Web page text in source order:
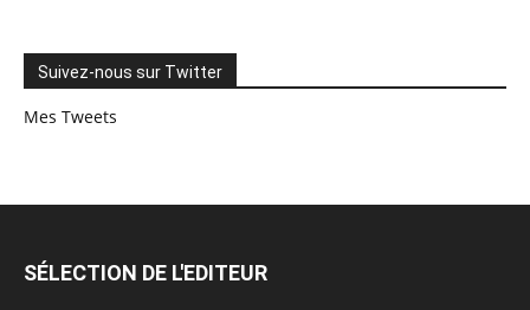
Suivez-nous sur Twitter
Mes Tweets
SÉLECTION DE L'EDITEUR